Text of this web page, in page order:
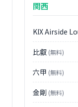
関西
KIX Airside
比叡 (無料)
六甲 (無料)
金剛 (無料)